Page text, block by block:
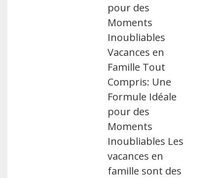
pour des
Moments
Inoubliables
Vacances en
Famille Tout
Compris: Une
Formule Idéale
pour des
Moments
Inoubliables Les
vacances en
famille sont des